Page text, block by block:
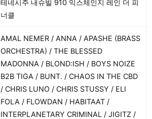
테네시주 내슈빌 910 익스체인지 레인 더 피
너클
AMAL NEMER / ANNA / APASHE (BRASS
ORCHESTRA) / THE BLESSED
MADONNA / BLOND:ISH / BOYS NOIZE
B2B TIGA / BUNT. / CHAOS IN THE CBD
/ CHRIS LUNO / CHRIS STUSSY / ELI
FOLA / FLOWDAN / HABITAAT /
INTERPLANETARY CRIMINAL / JIGITZ /